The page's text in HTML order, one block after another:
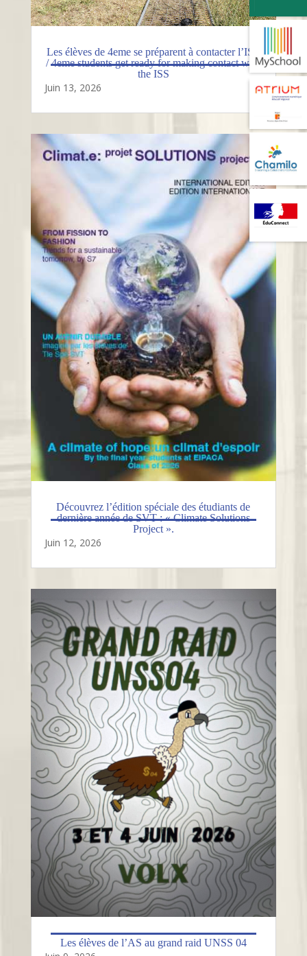
Les élèves de 4eme se préparent à contacter l’ISS
/ 4eme students get ready for making contact with
the ISS
Juin 13, 2026
Découvrez l’édition spéciale des étudiants de
dernière année de SVT : « Climate Solutions
Project ».
Juin 12, 2026
Les élèves de l’AS au grand raid UNSS 04